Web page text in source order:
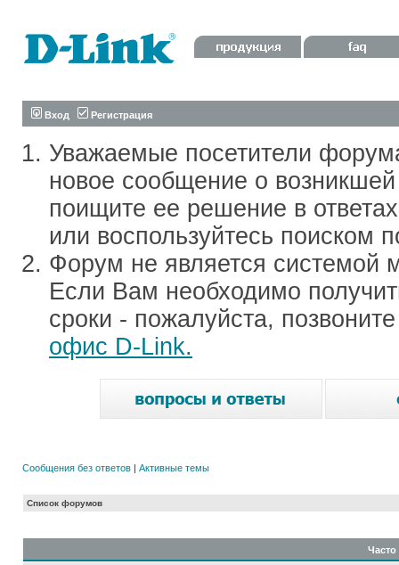
Вход Регистрация
Уважаемые посетители
новое сообщение о
поищите ее решение в
или воспользуйтесь поиском
Форум не является системой
Если Вам необходимо
сроки - пожалуйста,
офис D-Link.
Сообщения без ответов | Активные темы
Список форумов